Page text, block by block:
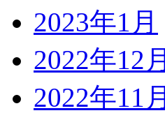
2023年1月
2022年12月
2022年11月